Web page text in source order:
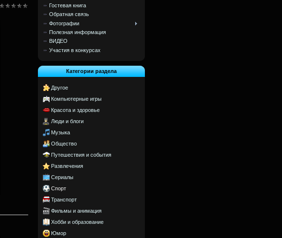
Гостевая книга
Обратная связь
Фотографии
Полезная информация
ВИДЕО
Участия в конкурсах
Категории раздела
Другое
Компьютерные игры
Красота и здоровье
Люди и блоги
Музыка
Общество
Путешествия и события
Развлечения
Сериалы
Спорт
Транспорт
Фильмы и анимация
Хобби и образование
Юмор